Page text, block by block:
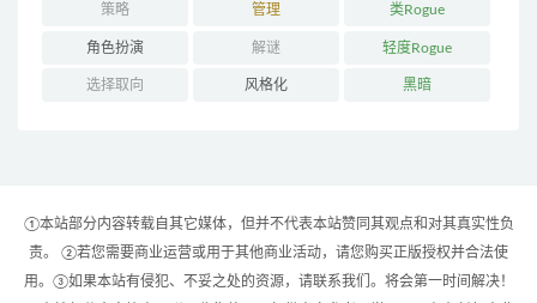
策略 管理 类Rogue
角色扮演 解谜 轻度Rogue
选择取向 风格化 黑暗
①本站部分内容转载自其它媒体，但并不代表本站赞同其观点和对其真实性负
责。 ②若您需要商业运营或用于其他商业活动，请您购买正版授权并合法使
用。③如果本站有侵犯、不妥之处的资源，请联系我们。将会第一时间解决！